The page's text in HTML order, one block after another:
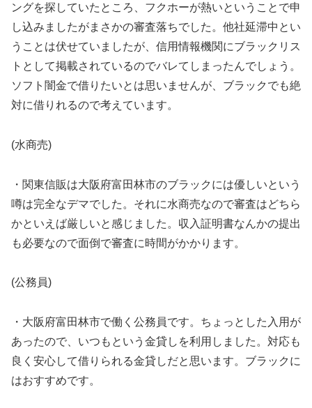
ングを探していたところ、フクホーが熱いということで申
し込みましたがまさかの審査落ちでした。他社延滞中とい
うことは伏せていましたが、信用情報機関にブラックリス
トとして掲載されているのでバレてしまったんでしょう。
ソフト闇金で借りたいとは思いませんが、ブラックでも絶
対に借りれるので考えています。
(水商売)
・関東信販は大阪府富田林市のブラックには優しいという
噂は完全なデマでした。それに水商売なので審査はどちら
かといえば厳しいと感じました。収入証明書なんかの提出
も必要なので面倒で審査に時間がかかります。
(公務員)
・大阪府富田林市で働く公務員です。ちょっとした入用が
あったので、いつもという金貸しを利用しました。対応も
良く安心して借りられる金貸しだと思います。ブラックに
はおすすめです。